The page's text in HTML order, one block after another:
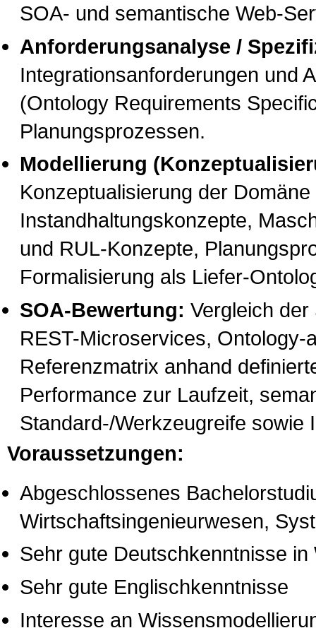
SOA- und semantische Web-
Anforderungsanalyse /
Integrationsanforderungen und
(Ontology Requirements
Planungsprozessen.
Modellierung
Konzeptualisierung der
Instandhaltungskonzepte,
und RUL-Konzepte,
Formalisierung als Liefer-
SOA-Bewertung: Vergleich
REST-Microservices,
Referenzmatrix anhand
Performance zur Laufzeit,
Standard-/Werkzeugreife sowie
Voraussetzungen:
Abgeschlossenes
Wirtschaftsingenieurwesen,
Sehr gute Deutschkenntnisse in
Sehr gute Englischkenntnisse
Interesse an